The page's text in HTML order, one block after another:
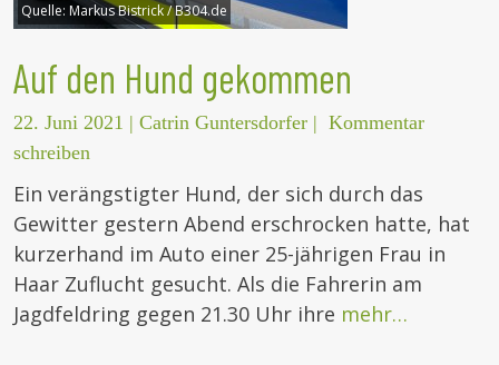
Quelle: Markus Bistrick / B304.de
Auf den Hund gekommen
22. Juni 2021 | Catrin Guntersdorfer | Kommentar
schreiben
Ein verängstigter Hund, der sich durch das
Gewitter gestern Abend erschrocken hatte, hat
kurzerhand im Auto einer 25-jährigen Frau in
Haar Zuflucht gesucht. Als die Fahrerin am
Jagdfeldring gegen 21.30 Uhr ihre mehr…